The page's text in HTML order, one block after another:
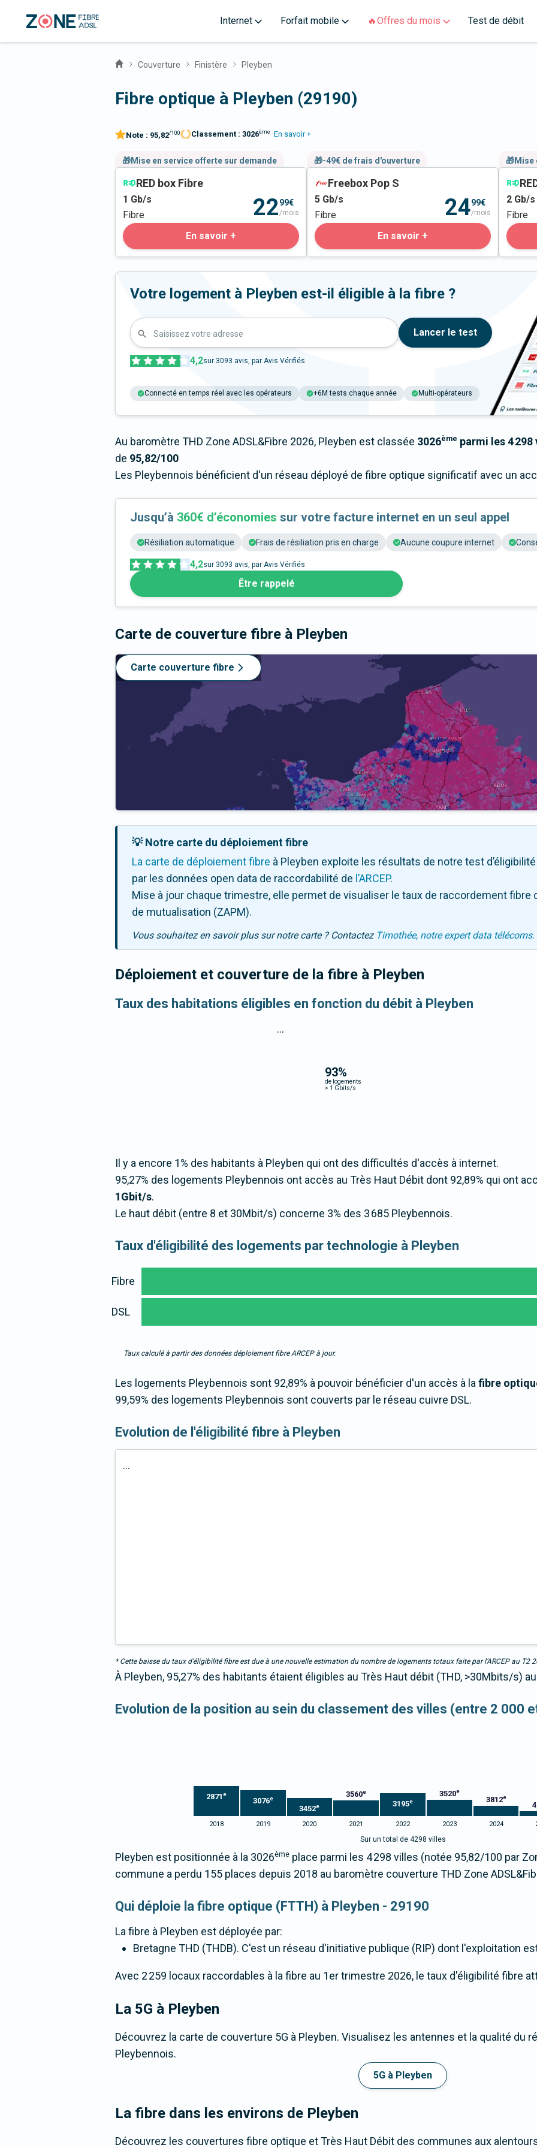
Internet Forfait mobile 🔥Offres du mois Test de débit
Couverture Finistère Pleyben
Fibre optique à Pleyben (29190)
Note : 95,82/100 Classement : 3026ème En savoir +
🎁Mise en service offerte sur demande
RED box Fibre
1 Gb/s
Fibre
2299€
/mois
En savoir +
🎁-49€ de frais d'ouverture
Freebox Pop S
5 Gb/s
Fibre
2499€
/mois
En savoir +
🎁Mise
2 Gb/s
Fibre
Votre logement à Pleyben est-il éligible à la fibre ?
Saisissez votre adresse Lancer le test
4,2sur 3093 avis, par Avis Vérifiés
Connecté en temps réel avec les opérateurs +6M tests chaque année Multi-opérateurs
Au baromètre THD Zone ADSL&Fibre 2026, Pleyben est classée 3026ème parmi les 4 298
de 95,82/100
Les Pleybennois bénéficient d'un réseau déployé de fibre optique significatif avec un
Jusqu’à 360€ d’économies sur votre facture internet en un seul appel
Résiliation automatique Frais de résiliation pris en charge Aucune coupure internet
4,2sur 3093 avis, par Avis Vérifiés
Être rappelé
Carte de couverture fibre à Pleyben
Carte couverture fibre
💡 Notre carte du déploiement fibre
La carte de déploiement fibre à Pleyben exploite les résultats de notre test
par les données open data de raccordabilité de l’ARCEP.
Mise à jour chaque trimestre, elle permet de visualiser le taux de raccordement fibre
de mutualisation (ZAPM).
Vous souhaitez en savoir plus sur notre carte ? Contactez Timothée, notre expert data télécoms.
Déploiement et couverture de la fibre à Pleyben
Taux des habitations éligibles en fonction du débit à Pleyben
93%
de logements
> 1 Gbits/s
...
Il y a encore 1% des habitants à Pleyben qui ont des difficultés d'accès à internet.
95,27% des logements Pleybennois ont accès au Très Haut Débit dont 92,89% qui ont
1Gbit/s.
Le haut débit (entre 8 et 30Mbit/s) concerne 3% des 3 685 Pleybennois.
Taux d'éligibilité des logements par technologie à Pleyben
Fibre
DSL
Taux calculé à partir des données déploiement fibre ARCEP à jour.
Les logements Pleybennois sont 92,89% à pouvoir bénéficier d'un accès à lafibre
99,59% des logements Pleybennois sont couverts par le réseau cuivre DSL.
Evolution de l'éligibilité fibre à Pleyben
...
* Cette baisse du taux d’éligibilité fibre est due à une nouvelle estimation du nombre de logements totaux faite par l’ARCEP au T2
À Pleyben, 95,27% des habitants étaient éligibles au Très Haut débit (THD, >30Mbits/s)
Evolution de la position au sein du classement des villes (entre 2 000
2871 e
3076e
3452e
3560e
3195e
3520e
3812e
2018 2019 2020 2021 2022 2023 2024
Sur un total de 4298 villes
Pleyben est positionnée à la 3026ème place parmi les 4 298 villes (notée 95,82/100 par
commune a perdu 155 places depuis 2018 au baromètre couverture THD Zone
Qui déploie la fibre optique (FTTH) à Pleyben - 29190
La fibre à Pleyben est déployée par:
Bretagne THD (THDB). C'est un réseau d'initiative publique (RIP) dont l'exploitation
Avec 2 259 locaux raccordables à la fibre au 1er trimestre 2026, le taux d'éligibilité fibre
La 5G à Pleyben
Découvrez la carte de couverture 5G à Pleyben. Visualisez les antennes et la qualité du
Pleybennois.
5G à Pleyben
La fibre dans les environs de Pleyben
Découvrez les couvertures fibre optique et Très Haut Débit des communes aux